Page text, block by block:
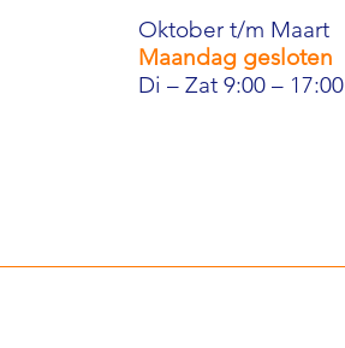
Oktober t/m Maart
Maandag gesloten
Di – Zat 9:00 – 17:00